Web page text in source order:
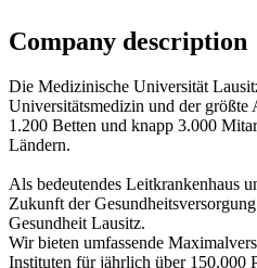
Company description
Die Medizinische Universität
Universitätsmedizin und der
1.200 Betten und knapp 3.000
Ländern.
Als bedeutendes Leitkrankenhaus
Zukunft der
Gesundheit Lausitz.
Wir bieten umfassende
Instituten für jährlich über 150.000